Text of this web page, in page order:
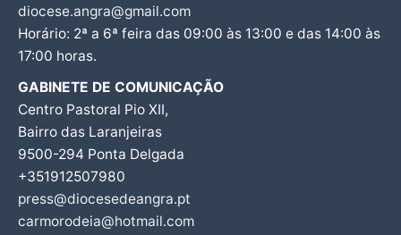
diocese.angra@gmail.com
Horário: 2ª a 6ª feira das 09:00 às 13:00 e das 14:00 às
17:00 horas.
GABINETE DE COMUNICAÇÃO
Centro Pastoral Pio XII,
Bairro das Laranjeiras
9500-294 Ponta Delgada
+351912507980
press@diocesedeangra.pt
carmorodeia@hotmail.com